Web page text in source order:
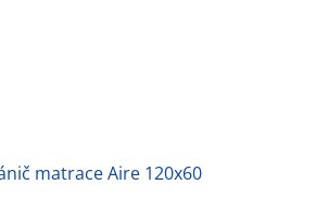
matrace Aire 120x60